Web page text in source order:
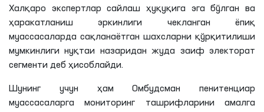
Халқаро экспертлар сайлаш ҳуқуқига эга бўлган ва
ҳаракатланиш эркинлиги чекланган ёпиқ
муассасаларда сақланаётган шахсларни қўрқитилиши
мумкинлиги нуқтаи назаридан жуда заиф электорат
сегменти деб ҳисоблайди.
Шунинг учун ҳам Омбудсман пенитенциар
муассасаларга мониторинг ташрифларини амалга